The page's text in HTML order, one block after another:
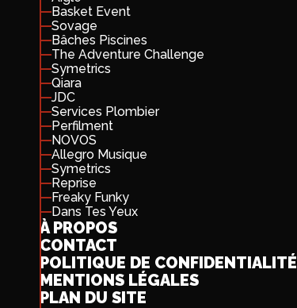
Basket Event
Sovage
Bâches Piscines
The Adventure Challenge
Symetrics
Qiara
JDC
Services Plombier
Perfilment
NOVOS
Allegro Musique
Symetrics
Reprise
Freaky Funky
Dans Tes Yeux
À PROPOS
CONTACT
POLITIQUE DE CONFIDENTIALITÉ
MENTIONS LÉGALES
PLAN DU SITE